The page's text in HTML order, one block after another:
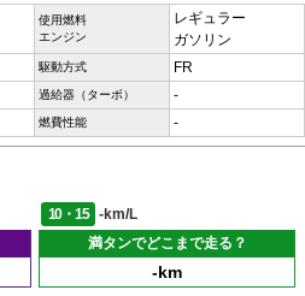
使用燃料
エンジン
レギュラー
ガソリン
駆動方式 FR
過給器（ターボ） -
燃費性能 -
10・15
-km/L
満タンでどこまで走る？
-km